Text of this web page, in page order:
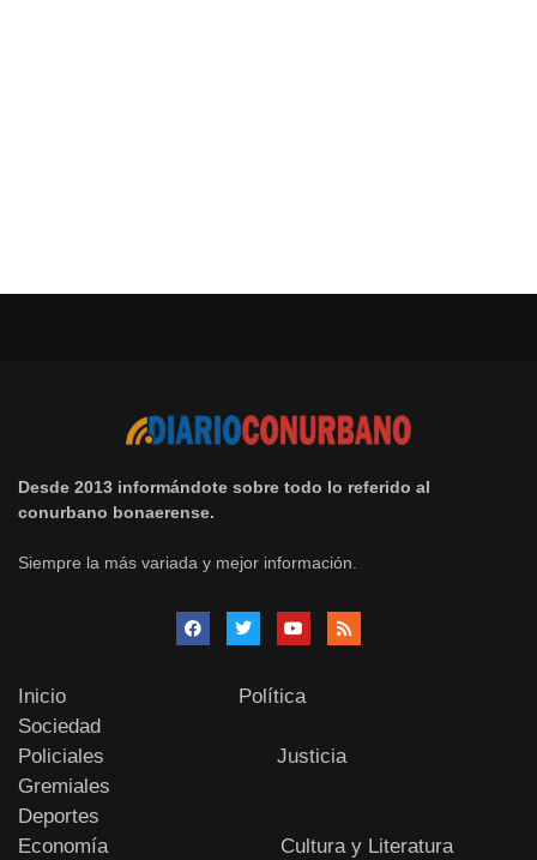
Desde 2013 informándote sobre todo lo referido al
conurbano bonaerense.
Siempre la más variada y mejor información.
Inicio
Política
Sociedad
Policiales
Justicia
Gremiales
Deportes
Economía
Cultura y Literatura